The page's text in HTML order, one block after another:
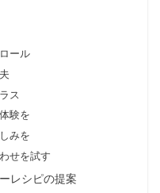
ール
ス
験を
みを
せを試す
レシピの提案